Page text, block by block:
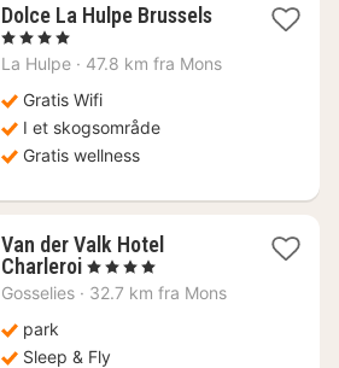
Dolce La Hulpe Brussels3
fra
, 4 Stjerner
La Hulpe · 47.8 km fra Mons
Gratis Wifi
I et skogsområde
Gratis wellness
Van der Valk Hotel
Charleroi1
natt
kr.
, 4 Stjerner
Gosselies · 32.7 km fra Mons
park
Sleep & Fly